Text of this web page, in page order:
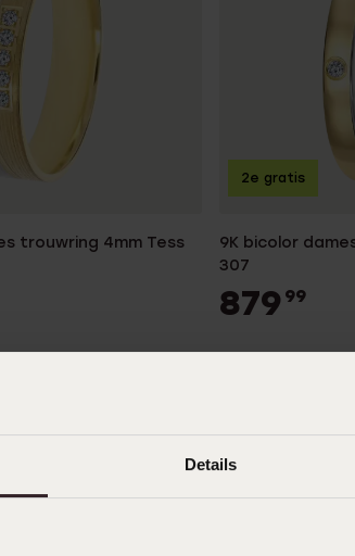
Details
trouwring 4mm Tess
9K bicolor
307
879 99
2e gratis